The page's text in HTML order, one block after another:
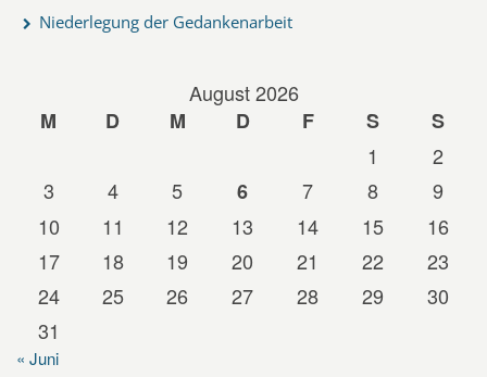
Niederlegung der Gedankenarbeit
August 2026
M
D M D F S
S
1
2
3
4 5 6 7 8
9
10
11 12 13 14 15
16
17
18 19 20 21 22
23
24
25 26 27 28 29
30
31
« Juni